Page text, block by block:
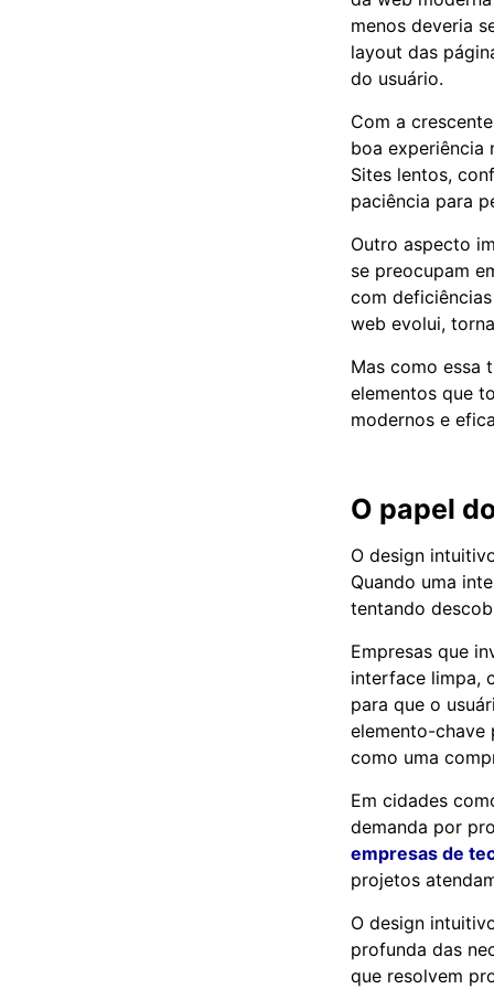
menos deveria
layout das
do usuário.
Com a
boa experiência
Sites lentos,
paciência para
Outro aspecto
se preocupam
com
web evolui,
Mas como essa
elementos que
modernos e
O papel
O design
Quando uma
tentando
Empresas que
interface limpa,
para que o
elemento-chave
como uma
Em cidades
demanda por
empresas de
projetos
O design
profunda das
que resolvem